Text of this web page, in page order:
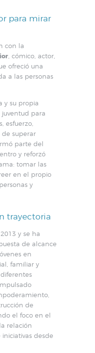
para mirar
con la
, cómico, actor,
ofreció una
a las personas
y su propia
para
esfuerzo,
superar
parte del
y reforzó
tomar las
en el propio
y
trayectoria
y se ha
de alcance
en
familiar y
de
el foco en el
relación
desde